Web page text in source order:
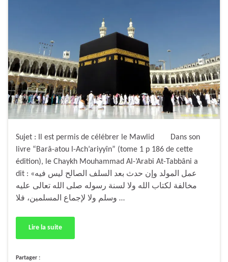
Sujet : Il est permis de célébrer le Mawlid Dans son
livre “Barâ-atou l-Ach’ariyyîn” (tome 1 p 186 de cette
édition), le Chaykh Mouhammad Al-’Arabi At-Tabbâni a
dit : «عمل المولد وإن حدث بعد السلف الصالح ليس فيه
مخالفة لكتاب الله ولا لسنة رسوله صلى الله تعالى عليه
وسلم ولا لإجماع المسلمين، فلا …
Lire la suite
Partager :